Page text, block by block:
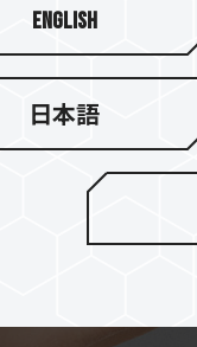
English
日本語